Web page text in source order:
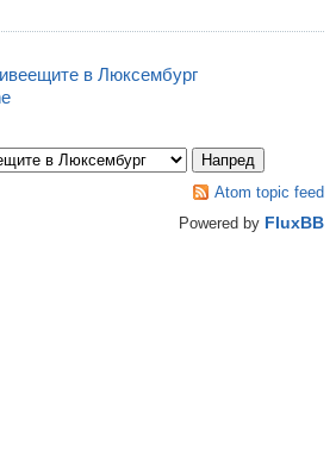
в Люксембург
Atom topic feed
Powered by FluxBB